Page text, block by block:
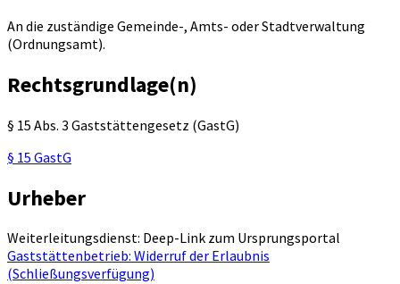
An die zuständige Gemeinde-, Amts- oder Stadtverwaltung
(Ordnungsamt).
Rechtsgrundlage(n)
§ 15 Abs. 3 Gaststättengesetz (GastG)
§ 15 GastG
Urheber
Weiterleitungsdienst: Deep-Link zum Ursprungsportal
Gaststättenbetrieb: Widerruf der Erlaubnis
(Schließungsverfügung)